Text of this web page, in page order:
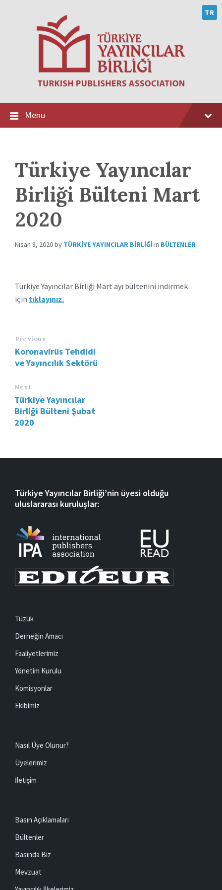
TR
Menu
Türkiye Yayıncılar
Birliği Bülteni Mart
2020
Nisan 8, 2020by TÜRKIYE YAYINCILAR BIRLIĞIin BÜLTENLER
Türkiye Yayıncılar Birliği Mart ayı bültenini indirmek
için tıklayınız.
Previous
Koronavirüs Tehdidi
ve Yayıncılık Sektörü
Next
Türkiye Yayıncılar
Birliği Bülteni Şubat
2020
Türkiye Yayıncılar Birliği’nin üyesi olduğu
uluslararası kuruluşlar:
Tüzük
Derneğin Amacı
Faaliyetlerimiz
Yönetim Kurulu
Komisyonlar
Ekibimiz
Nasıl Üye Olunur?
Üyelerimiz
İletişim
Basın Açıklamaları
Bültenler
Basında Biz
Mevzuat